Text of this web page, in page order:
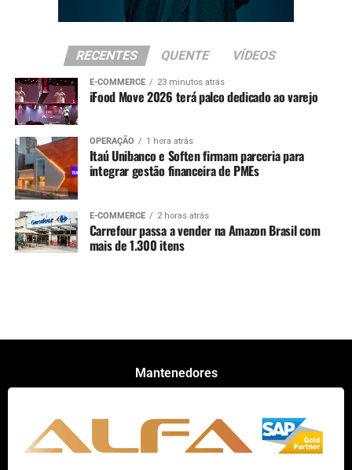
RECENTES QUENTE VÍDEOS
E-COMMERCE 23 minutos atrás
iFood Move 2026 terá palco dedicado ao varejo
OPERAÇÃO 1 hora atrás
Itaú Unibanco e Soften firmam parceria para
integrar gestão financeira de PMEs
E-COMMERCE 2 horas atrás
Carrefour passa a vender na Amazon Brasil com
mais de 1.300 itens
Mantenedores